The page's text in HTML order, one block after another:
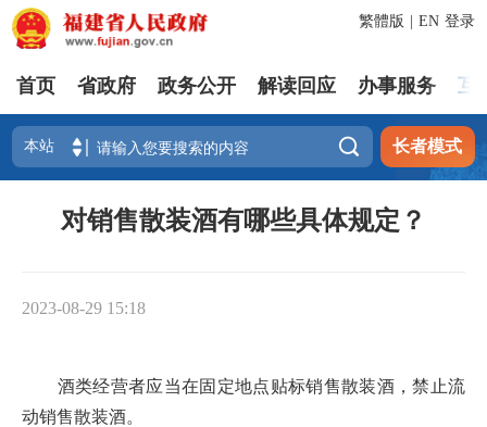
登录
繁體版 EN
首页 省政府 政务公开 解读回应 办事服务 互
 长者模式
对销售散装酒有哪些具体规定？
2023-08-29 15:18
酒类经营者应当在固定地点贴标销售散装酒，禁止流
动销售散装酒。